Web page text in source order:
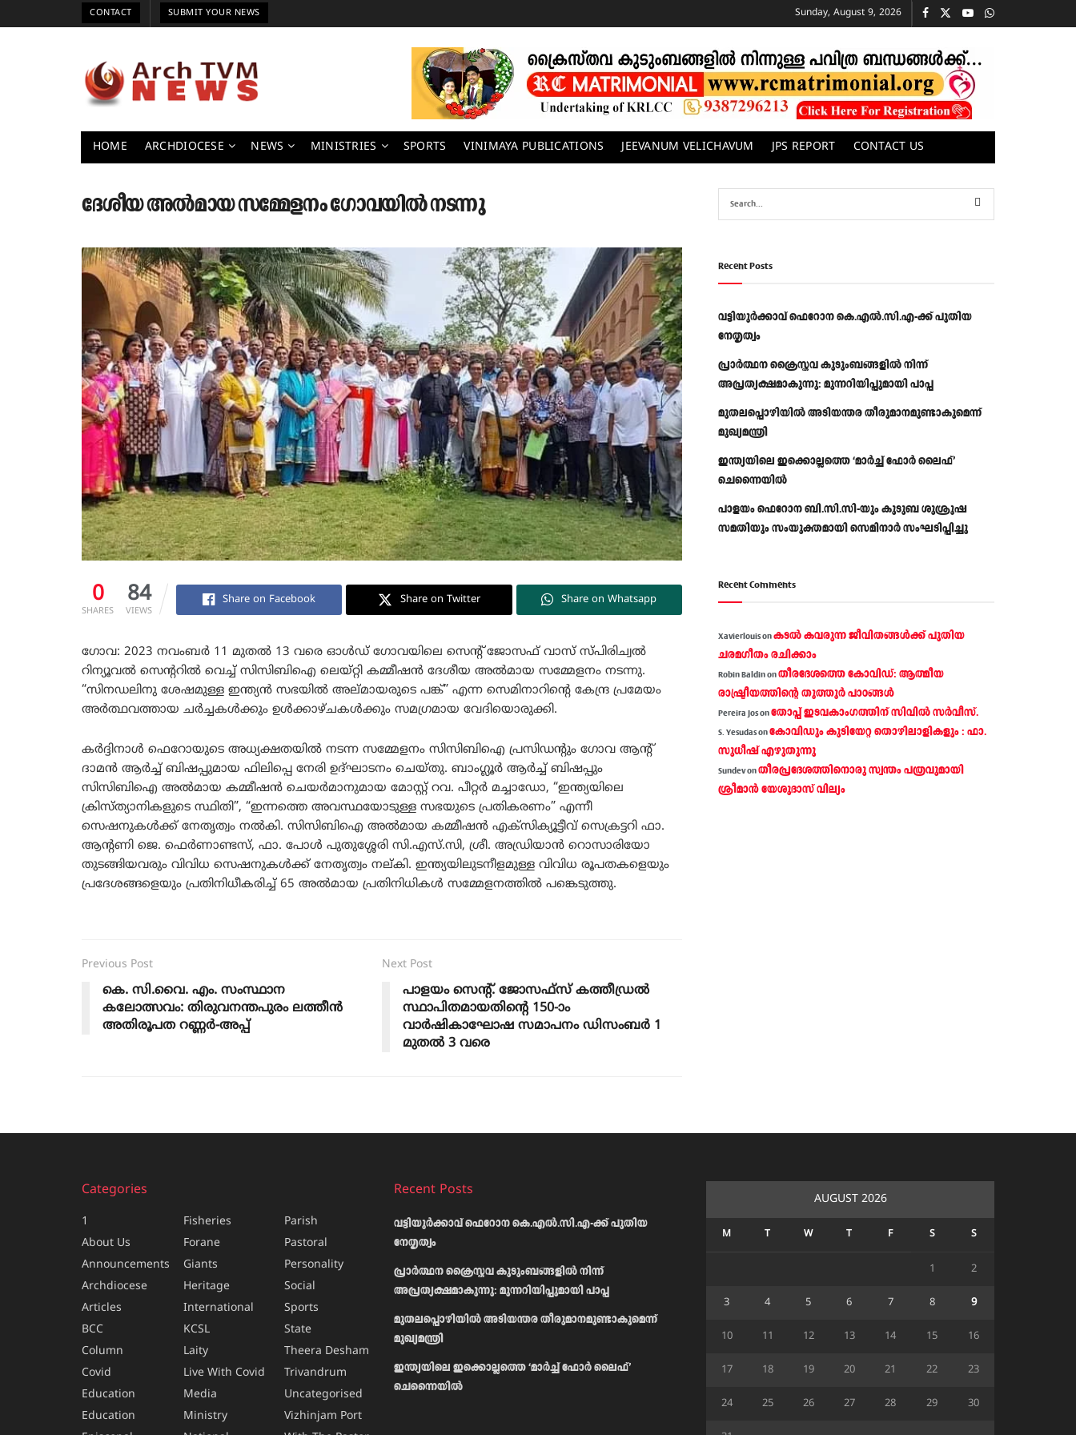
CONTACT SUBMIT YOUR NEWS Sunday, August 9, 2026
HOME ARCHDIOCESE NEWS MINISTRIES SPORTS VINIMAYA PUBLICATIONS JEEVANUM VELICHAVUM JPS REPORT CONTACT US
ദേശീയ അൽമായ സമ്മേളനം ഗോവയിൽ നടന്നു
0
SHARES
84
VIEWS
Share on Facebook Share on Twitter Share on Whatsapp
ഗോവ: 2023 നവംബർ 11 മുതൽ 13 വരെ ഓൾഡ് ഗോവയിലെ സെന്റ് ജോസഫ് വാസ് സ്പിരിച്വൽ
റിന്യൂവൽ സെന്ററിൽ വെച്ച് സിസിബിഐ ലെയ്റ്റി കമ്മീഷൻ ദേശീയ അൽമായ സമ്മേളനം നടന്നു.
“സിനഡലിനു ശേഷമുള്ള ഇന്ത്യൻ സഭയിൽ അല്മായരുടെ പങ്ക്” എന്ന സെമിനാറിന്റെ കേന്ദ്ര പ്രമേയം
അർത്ഥവത്തായ ചർച്ചകൾക്കും ഉൾക്കാഴ്ചകൾക്കും സമഗ്രമായ വേദിയൊരുക്കി.
കർദ്ദിനാൾ ഫെറോയുടെ അധ്യക്ഷതയിൽ നടന്ന സമ്മേളനം സിസിബിഐ പ്രസിഡന്റും ഗോവ ആന്റ്
ദാമൻ ആർച്ച് ബിഷപ്പുമായ ഫിലിപ്പെ നേരി ഉദ്ഘാടനം ചെയ്തു. ബാംഗ്ലൂർ ആർച്ച് ബിഷപ്പും
സിസിബിഐ അൽമായ കമ്മീഷൻ ചെയർമാനുമായ മോസ്റ്റ് റവ. പീറ്റർ മച്ചാഡോ, “ഇന്ത്യയിലെ
ക്രിസ്ത്യാനികളുടെ സ്ഥിതി”, “ഇന്നത്തെ അവസ്ഥയോടുള്ള സഭയുടെ പ്രതികരണം” എന്നീ
സെഷനുകൾക്ക് നേതൃത്വം നൽകി. സിസിബിഐ അൽമായ കമ്മീഷൻ എക്‌സിക്യൂട്ടീവ് സെക്രട്ടറി ഫാ.
ആന്റണി ജെ. ഫെർണാണ്ടസ്, ഫാ. പോൾ പുതുശ്ശേരി സി.എസ്.സി, ശ്രീ. അഡ്രിയാൻ റൊസാരിയോ
തുടങ്ങിയവരും വിവിധ സെഷനുകൾക്ക് നേതൃത്വം നല്കി. ഇന്ത്യയിലുടനീളമുള്ള വിവിധ രൂപതകളെയും
പ്രദേശങ്ങളെയും പ്രതിനിധീകരിച്ച് 65 അൽമായ പ്രതിനിധികൾ സമ്മേളനത്തിൽ പങ്കെടുത്തു.
Previous Post
കെ. സി.വൈ. എം. സംസ്ഥാന
കലോത്സവം: തിരുവനന്തപുരം ലത്തീൻ
അതിരൂപത റണ്ണർ-അപ്പ്
Next Post
പാളയം സെന്റ്. ജോസഫ്സ് കത്തീഡ്രൽ
സ്ഥാപിതമായതിന്റെ 150-ാം
വാർഷികാഘോഷ സമാപനം ഡിസംബർ 1
മുതൽ 3 വരെ
Recent Posts
വട്ടിയൂർക്കാവ് ഫെറോന കെ.എൽ.സി.എ-ക്ക് പുതിയ
നേതൃത്വം
പ്രാര്‍ത്ഥന ക്രൈസ്തവ കുടുംബങ്ങളില്‍ നിന്ന്
അപ്രത്യക്ഷമാകുന്നു: മുന്നറിയിപ്പുമായി പാപ്പ
മുതലപ്പൊഴിയിൽ അടിയന്തര തീരുമാനമുണ്ടാകുമെന്ന്
മുഖ്യമന്ത്രി
ഇന്ത്യയിലെ ഇക്കൊല്ലത്തെ ‘മാർച്ച് ഫോർ ലൈഫ്’
ചെന്നൈയിൽ
പാളയം ഫെറോന ബി.സി.സി-യും കുടുബ ശുശ്രൂഷ
സമതിയും സംയുക്തമായി സെമിനാർ സംഘടിപ്പിച്ചു
Recent Comments
Xavierlouisonകടല്‍ കവരുന്ന ജീവിതങ്ങള്‍ക്ക് പുതിയ
ചരമഗീതം രചിക്കാം
Robin Baldinonതീരദേശത്തെ കോവിഡ്: ആത്മീയ
രാഷ്ട്രീയത്തിന്റെ തൂത്തൂര്‍ പാഠങ്ങൾ
Pereira Josonതോപ്പ് ഇടവകാംഗത്തിന് സിവിൽ സർവീസ്.
S. Yesudasonകോവിഡും കുടിയേറ്റ തൊഴിലാളികളും : ഫാ.
സുധീഷ് എഴുതുന്നു
Sundevonതീരപ്രദേശത്തിനൊരു സ്വന്തം പത്രവുമായി
ശ്രീമാന്‍ യേശുദാസ് വില്യം
Categories
1
About Us
Announcements
Archdiocese
Articles
BCC
Column
Covid
Education
Education
Fisheries
Forane
Giants
Heritage
International
KCSL
Laity
Live With Covid
Media
Ministry
Parish
Pastoral
Personality
Social
Sports
State
Theera Desham
Trivandrum
Uncategorised
Vizhinjam Port
Recent Posts
വട്ടിയൂർക്കാവ് ഫെറോന കെ.എൽ.സി.എ-ക്ക് പുതിയ
നേതൃത്വം
പ്രാര്‍ത്ഥന ക്രൈസ്തവ കുടുംബങ്ങളില്‍ നിന്ന്
അപ്രത്യക്ഷമാകുന്നു: മുന്നറിയിപ്പുമായി പാപ്പ
മുതലപ്പൊഴിയിൽ അടിയന്തര തീരുമാനമുണ്ടാകുമെന്ന്
മുഖ്യമന്ത്രി
ഇന്ത്യയിലെ ഇക്കൊല്ലത്തെ ‘മാർച്ച് ഫോർ ലൈഫ്’
ചെന്നൈയിൽ
AUGUST 2026
M T W T F S S
1 2
3 4 5 6 7 8 9
10 11 12 13 14 15 16
17 18 19 20 21 22 23
24 25 26 27 28 29 30